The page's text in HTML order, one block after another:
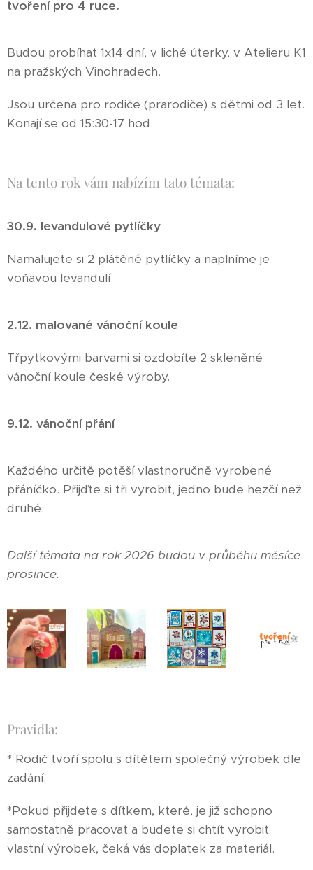
tvoření pro 4 ruce.
Budou probíhat 1x14 dní, v liché úterky, v Atelieru K1
na pražských Vinohradech.
Jsou určena pro rodiče (prarodiče) s dětmi od 3 let.
Konají se od 15:30-17 hod.
Na tento rok vám nabízím tato témata:
30.9. levandulové pytlíčky
Namalujete si 2 plátěné pytlíčky a naplníme je
voňavou levandulí.
2.12. malované vánoční koule
Třpytkovými barvami si ozdobíte 2 skleněné
vánoční koule české výroby.
9.12. vánoční přání
Každého určitě potěší vlastnoručně vyrobené
přáníčko. Přijďte si tři vyrobit, jedno bude hezčí než
druhé.
Další témata na rok 2026 budou v průběhu měsíce
prosince.
Pravidla:
* Rodič tvoří spolu s dítětem společný výrobek dle
zadání.
*Pokud přijdete s dítkem, které, je již schopno
samostatně pracovat a budete si chtít vyrobit
vlastní výrobek, čeká vás doplatek za materiál.